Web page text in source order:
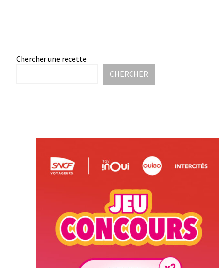
Chercher une recette
CHERCHER